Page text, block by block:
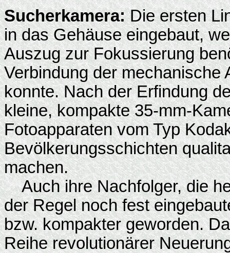
Sucherkamera:Die ersten
in das Gehäuse eingebaut,
Auszug zur Fokussierung
Verbindung der mechanische
konnte. Nach der Erfindung
kleine, kompakte 35-mm-
Fotoapparaten vom Typ
Bevölkerungsschichten
machen.
Auch ihre Nachfolger, die
der Regel noch fest
bzw. kompakter geworden.
Reihe revolutionärer